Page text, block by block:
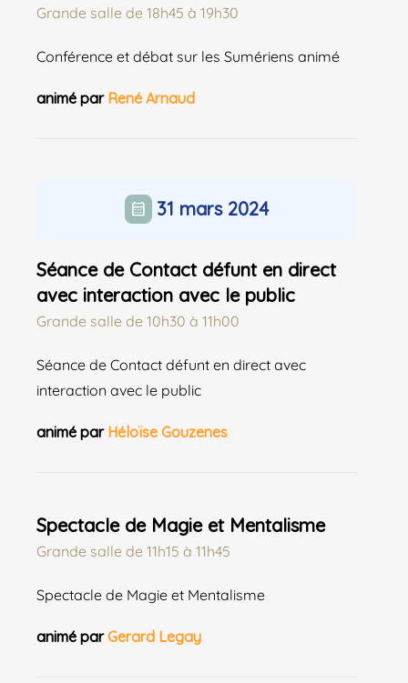
Grande salle de 18h45 à 19h30
Conférence et débat sur les Sumériens animé
animé par René Arnaud
calendar_month 31 mars 2024
Séance de Contact défunt en direct
avec interaction avec le public
Grande salle de 10h30 à 11h00
Séance de Contact défunt en direct avec
interaction avec le public
animé par Héloïse Gouzenes
Spectacle de Magie et Mentalisme
Grande salle de 11h15 à 11h45
Spectacle de Magie et Mentalisme
animé parGerard Legay